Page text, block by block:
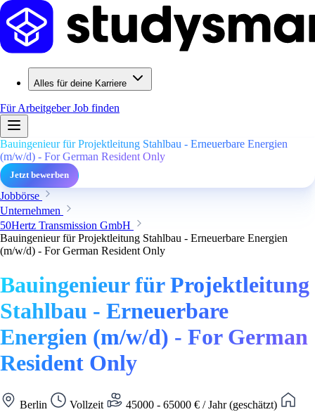
Alles für deine Karriere
Für ArbeitgeberJob finden
Bauingenieur für Projektleitung Stahlbau - Erneuerbare Energien
(m/w/d) - For German Resident Only
Jetzt bewerben
Jobbörse
Unternehmen
50Hertz Transmission GmbH
Bauingenieur für Projektleitung Stahlbau - Erneuerbare Energien
(m/w/d) - For German Resident Only
Bauingenieur für Projektleitung
Stahlbau - Erneuerbare
Energien (m/w/d) - For German
Resident Only
Berlin Vollzeit
45000 - 65000 € / Jahr (geschätzt)